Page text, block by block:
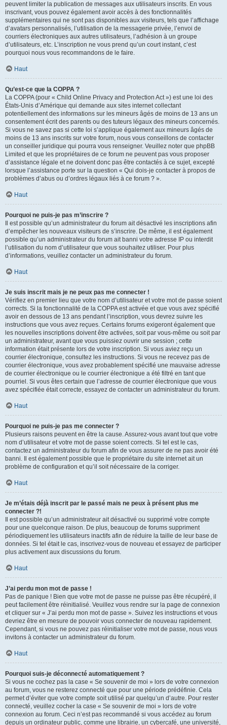
peuvent limiter la publication de messages aux utilisateurs inscrits. En vous
inscrivant, vous pouvez également avoir accès à des fonctionnalités
supplémentaires qui ne sont pas disponibles aux visiteurs, tels que l’affichage
d’avatars personnalisés, l’utilisation de la messagerie privée, l’envoi de
courriers électroniques aux autres utilisateurs, l’adhésion à un groupe
d’utilisateurs, etc. L’inscription ne vous prend qu’un court instant, c’est
pourquoi nous vous recommandons de le faire.
Haut
Qu’est-ce que la COPPA ?
La COPPA (pour « Child Online Privacy and Protection Act ») est une loi des
États-Unis d’Amérique qui demande aux sites internet collectant
potentiellement des informations sur les mineurs âgés de moins de 13 ans un
consentement écrit des parents ou des tuteurs légaux des mineurs concernés.
Si vous ne savez pas si cette loi s’applique également aux mineurs âgés de
moins de 13 ans inscrits sur votre forum, nous vous conseillons de contacter
un conseiller juridique qui pourra vous renseigner. Veuillez noter que phpBB
Limited et que les propriétaires de ce forum ne peuvent pas vous proposer
d’assistance légale et ne doivent donc pas être contactés à ce sujet, excepté
lorsque l’assistance porte sur la question « Qui dois-je contacter à propos de
problèmes d’abus ou d’ordres légaux liés à ce forum ? ».
Haut
Pourquoi ne puis-je pas m’inscrire ?
Il est possible qu’un administrateur du forum ait désactivé les inscriptions afin
d’empêcher les nouveaux visiteurs de s’inscrire. De même, il est également
possible qu’un administrateur du forum ait banni votre adresse IP ou interdit
l’utilisation du nom d’utilisateur que vous souhaitez utiliser. Pour plus
d’informations, veuillez contacter un administrateur du forum.
Haut
Je suis inscrit mais je ne peux pas me connecter !
Vérifiez en premier lieu que votre nom d’utilisateur et votre mot de passe soient
corrects. Si la fonctionnalité de la COPPA est activée et que vous avez spécifié
avoir en dessous de 13 ans pendant l’inscription, vous devrez suivre les
instructions que vous avez reçues. Certains forums exigeront également que
les nouvelles inscriptions doivent être activées, soit par vous-même ou soit par
un administrateur, avant que vous puissiez ouvrir une session ; cette
information était présente lors de votre inscription. Si vous aviez reçu un
courrier électronique, consultez les instructions. Si vous ne recevez pas de
courrier électronique, vous avez probablement spécifié une mauvaise adresse
de courrier électronique ou le courrier électronique a été filtré en tant que
pourriel. Si vous êtes certain que l’adresse de courrier électronique que vous
avez spécifiée était correcte, essayez de contacter un administrateur du forum.
Haut
Pourquoi ne puis-je pas me connecter ?
Plusieurs raisons peuvent en être la cause. Assurez-vous avant tout que votre
nom d’utilisateur et votre mot de passe soient corrects. Si tel est le cas,
contactez un administrateur du forum afin de vous assurer de ne pas avoir été
banni. Il est également possible que le propriétaire du site internet ait un
problème de configuration et qu’il soit nécessaire de la corriger.
Haut
Je m’étais déjà inscrit par le passé mais ne peux à présent plus me
connecter ?!
Il est possible qu’un administrateur ait désactivé ou supprimé votre compte
pour une quelconque raison. De plus, beaucoup de forums suppriment
périodiquement les utilisateurs inactifs afin de réduire la taille de leur base de
données. Si tel était le cas, inscrivez-vous de nouveau et essayez de participer
plus activement aux discussions du forum.
Haut
J’ai perdu mon mot de passe !
Pas de panique ! Bien que votre mot de passe ne puisse pas être récupéré, il
peut facilement être réinitialisé. Veuillez vous rendre sur la page de connexion
et cliquer sur « J’ai perdu mon mot de passe ». Suivez les instructions et vous
devriez être en mesure de pouvoir vous connecter de nouveau rapidement.
Cependant, si vous ne pouvez pas réinitialiser votre mot de passe, nous vous
invitons à contacter un administrateur du forum.
Haut
Pourquoi suis-je déconnecté automatiquement ?
Si vous ne cochez pas la case « Se souvenir de moi » lors de votre connexion
au forum, vous ne resterez connecté que pour une période prédéfinie. Cela
permet d’éviter que votre compte soit utilisé par quelqu’un d’autre. Pour rester
connecté, veuillez cocher la case « Se souvenir de moi » lors de votre
connexion au forum. Ceci n’est pas recommandé si vous accédez au forum
depuis un ordinateur public, comme une librairie, un cybercafé, une université,